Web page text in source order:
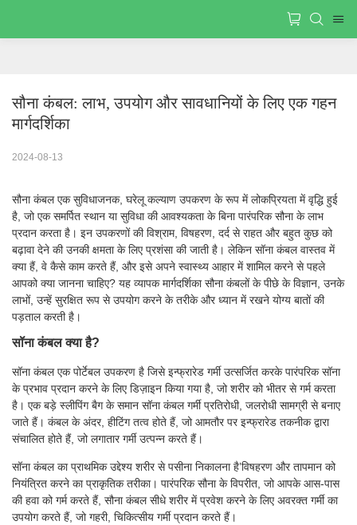
सौना कंबल: लाभ, उपयोग और सावधानियों के लिए एक गहन
मार्गदर्शिका
2024-08-13
सौना कंबल एक सुविधाजनक, घरेलू कल्याण उपकरण के रूप में लोकप्रियता में वृद्धि हुई
है, जो एक समर्पित स्थान या सुविधा की आवश्यकता के बिना पारंपरिक सौना के लाभ
प्रदान करता है। इन उपकरणों की विश्राम, विषहरण, दर्द से राहत और बहुत कुछ को
बढ़ावा देने की उनकी क्षमता के लिए प्रशंसा की जाती है। लेकिन सॉना कंबल वास्तव में
क्या हैं, वे कैसे काम करते हैं, और इसे अपने स्वास्थ्य आहार में शामिल करने से पहले
आपको क्या जानना चाहिए? यह व्यापक मार्गदर्शिका सौना कंबलों के पीछे के विज्ञान, उनके
लाभों, उन्हें सुरक्षित रूप से उपयोग करने के तरीके और ध्यान में रखने योग्य बातों की
पड़ताल करती है।
सॉना कंबल क्या है?
सॉना कंबल एक पोर्टेबल उपकरण है जिसे इन्फ्रारेड गर्मी उत्सर्जित करके पारंपरिक सॉना
के प्रभाव प्रदान करने के लिए डिज़ाइन किया गया है, जो शरीर को भीतर से गर्म करता
है। एक बड़े स्लीपिंग बैग के समान सॉना कंबल गर्मी प्रतिरोधी, जलरोधी सामग्री से बनाए
जाते हैं। कंबल के अंदर, हीटिंग तत्व होते हैं, जो आमतौर पर इन्फ्रारेड तकनीक द्वारा
संचालित होते हैं, जो लगातार गर्मी उत्पन्न करते हैं।
सॉना कंबल का प्राथमिक उद्देश्य शरीर से पसीना निकालना है’विषहरण और तापमान को
नियंत्रित करने का प्राकृतिक तरीका। पारंपरिक सौना के विपरीत, जो आपके आस-पास
की हवा को गर्म करते हैं, सौना कंबल सीधे शरीर में प्रवेश करने के लिए अवरक्त गर्मी का
उपयोग करते हैं, जो गहरी, चिकित्सीय गर्मी प्रदान करते हैं।